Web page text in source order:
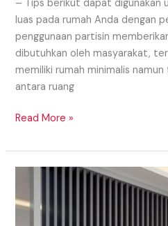
– Tips berikut dapat digunakan
luas pada rumah Anda dengan
penggunaan partisin
dibutuhkan oleh masyarakat,
memiliki rumah minimalis
antara ruang
Read More »
Daerah